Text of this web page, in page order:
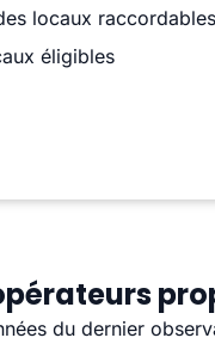
locaux raccordables
éligibles
du dernier